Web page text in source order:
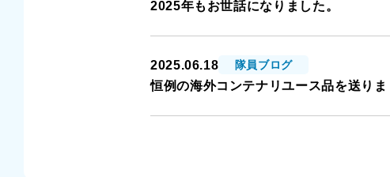
2025年もお世話になりました。
2025.06.18 隊員ブログ
恒例の海外コンテナリユース品を送りま